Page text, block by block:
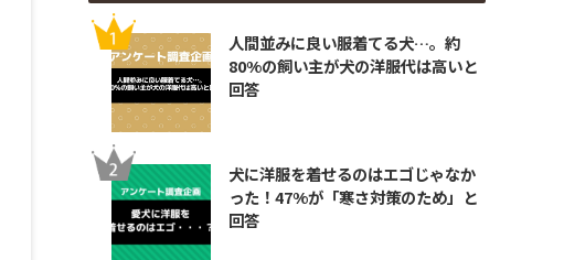
人間並みに良い服着てる犬…。約
80%の飼い主が犬の洋服代は高いと
回答
犬に洋服を着せるのはエゴじゃなか
った！47%が「寒さ対策のため」と
回答